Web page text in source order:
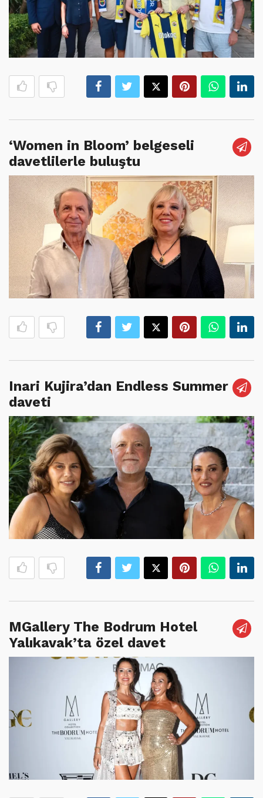
‘Women in Bloom’ belgeseli
davetlilerle buluştu
Inari Kujira’dan Endless Summer
daveti
MGallery The Bodrum Hotel
Yalıkavak’ta özel davet